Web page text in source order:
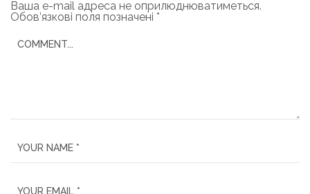
Ваша e-mail адреса не оприлюднюватиметься.
Обов’язкові поля позначені *